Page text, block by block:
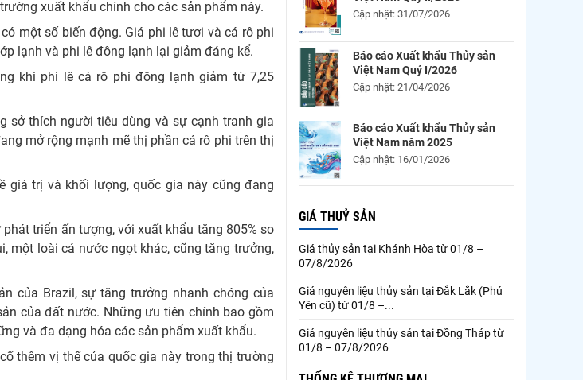
xuất khẩu chính cho các sản phẩm này.
một số biến động. Giá phi lê tươi và cá rô phi
lạnh và phi lê đông lạnh lại giảm đáng kể.
khi phi lê cá rô phi đông lạnh giảm từ 7,25
sở thích người tiêu dùng và sự cạnh tranh gia
mở rộng mạnh mẽ thị phần cá rô phi trên thị
giá trị và khối lượng, quốc gia này cũng đang
triển ấn tượng, với xuất khẩu tăng 805% so
một loài cá nước ngọt khác, cũng tăng trưởng,
của Brazil, sự tăng trưởng nhanh chóng của
của đất nước. Những ưu tiên chính bao gồm
và đa dạng hóa các sản phẩm xuất khẩu.
thêm vị thế của quốc gia này trong thị trường
Cập nhật: 31/07/2026
Báo cáo Xuất khẩu Thủy sản
Việt Nam Quý I/2026
Cập nhật: 21/04/2026
Báo cáo Xuất khẩu Thủy sản
Việt Nam năm 2025
Cập nhật: 16/01/2026
GIÁ THUỶ SẢN
Giá thủy sản tại Khánh Hòa từ 01/8 –
07/8/2026
Giá nguyên liệu thủy sản tại Đắk Lắk (Phú
Yên cũ) từ 01/8 –...
Giá nguyên liệu thủy sản tại Đồng Tháp từ
01/8 – 07/8/2026